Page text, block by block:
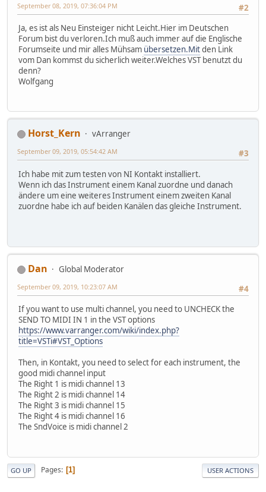
#2
September 08, 2019, 07:36:04 PM
Ja, es ist als Neu Einsteiger nicht Leicht.Hier im Deutschen
Forum bist du verloren.Ich muß auch immer auf die Englische
Forumseite und mir alles Mühsam übersetzen.Mitden Link
vom Dan kommst du sicherlich weiter.Welches VST benutzt du
denn?
Wolfgang
Horst_Kern
vArranger
#3
September 09, 2019, 05:54:42 AM
Ich habe mit zum testen von NI Kontakt installiert.
Wenn ich das Instrument einem Kanal zuordne und danach
ändere um eine weiteres Instrument einem zweiten Kanal
zuordne habe ich auf beiden Kanälen das gleiche Instrument.
Dan
Global Moderator
#4
September 09, 2019, 10:23:07 AM
If you want to use multi channel, you need to UNCHECK the
SEND TO MIDI IN 1 in the VST options
https://www.varranger.com/wiki/index.php?
title=VSTi#VST_Options
Then, in Kontakt, you need to select for each instrument, the
good midi channel input
The Right 1 is midi channel 13
The Right 2 is midi channel 14
The Right 3 is midi channel 15
The Right 4 is midi channel 16
The SndVoice is midi channel 2
GO UP Pages 1 USER ACTIONS